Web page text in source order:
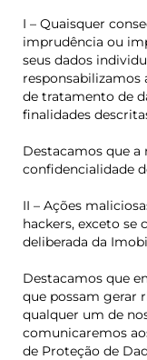
I – Quaisquer
imprudência ou
seus dados
responsabilizamos
de tratamento de
finalidades
Destacamos que a
confidencialidade
II – Ações
hackers, exceto se
deliberada da
Destacamos que
que possam gerar
qualquer um de
comunicaremos
de Proteção de